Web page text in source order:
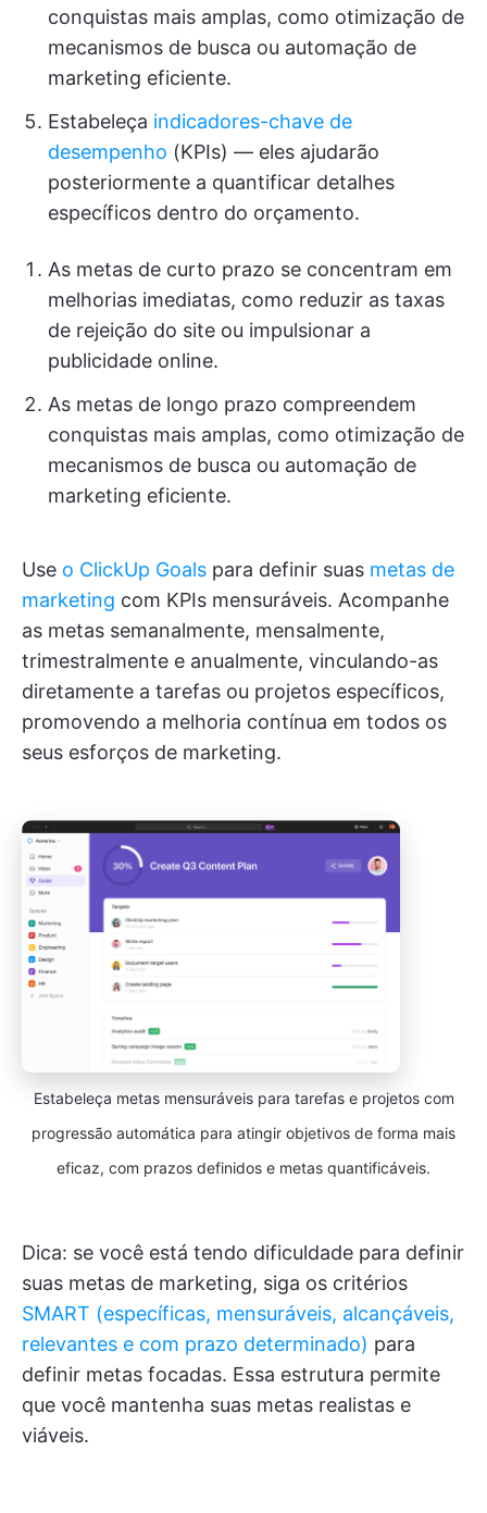
conquistas mais amplas, como otimização de
mecanismos de busca ou automação de
marketing eficiente.
Estabeleça indicadores-chave de
desempenho (KPIs) — eles ajudarão
posteriormente a quantificar detalhes
específicos dentro do orçamento.
As metas de curto prazo se concentram em
melhorias imediatas, como reduzir as taxas
de rejeição do site ou impulsionar a
publicidade online.
As metas de longo prazo compreendem
conquistas mais amplas, como otimização de
mecanismos de busca ou automação de
marketing eficiente.
Use o ClickUp Goals para definir suas metas de
marketing com KPIs mensuráveis. Acompanhe
as metas semanalmente, mensalmente,
trimestralmente e anualmente, vinculando-as
diretamente a tarefas ou projetos específicos,
promovendo a melhoria contínua em todos os
seus esforços de marketing.
Estabeleça metas mensuráveis para tarefas e projetos com
progressão automática para atingir objetivos de forma mais
eficaz, com prazos definidos e metas quantificáveis.
Dica: se você está tendo dificuldade para definir
suas metas de marketing, siga os critérios
SMART (específicas, mensuráveis, alcançáveis,
relevantes e com prazo determinado) para
definir metas focadas. Essa estrutura permite
que você mantenha suas metas realistas e
viáveis.